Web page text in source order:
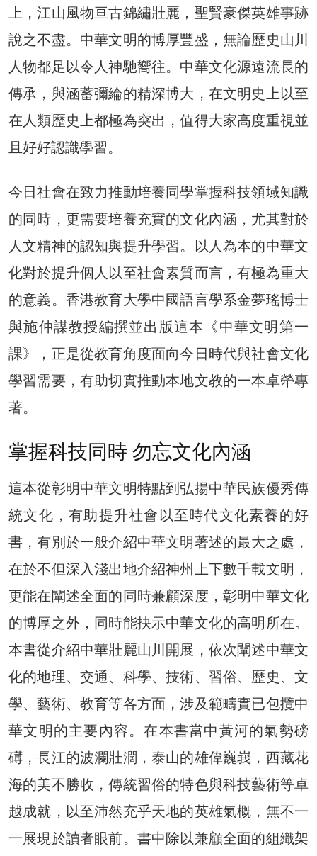
上，江山風物亘古錦繡壯麗，聖賢豪傑英雄事跡
說之不盡。中華文明的博厚豐盛，無論歷史山川
人物都足以令人神馳嚮往。中華文化源遠流長的
傳承，與涵蓄彌綸的精深博大，在文明史上以至
在人類歷史上都極為突出，值得大家高度重視並
且好好認識學習。
今日社會在致力推動培養同學掌握科技領域知識
的同時，更需要培養充實的文化內涵，尤其對於
人文精神的認知與提升學習。以人為本的中華文
化對於提升個人以至社會素質而言，有極為重大
的意義。香港教育大學中國語言學系金夢瑤博士
與施仲謀教授編撰並出版這本《中華文明第一
課》，正是從教育角度面向今日時代與社會文化
學習需要，有助切實推動本地文教的一本卓犖專
著。
掌握科技同時 勿忘文化內涵
這本從彰明中華文明特點到弘揚中華民族優秀傳
統文化，有助提升社會以至時代文化素養的好
書，有別於一般介紹中華文明著述的最大之處，
在於不但深入淺出地介紹神州上下數千載文明，
更能在闡述全面的同時兼顧深度，彰明中華文化
的博厚之外，同時能抉示中華文化的高明所在。
本書從介紹中華壯麗山川開展，依次闡述中華文
化的地理、交通、科學、技術、習俗、歷史、文
學、藝術、教育等各方面，涉及範疇實已包攬中
華文明的主要內容。在本書當中黃河的氣勢磅
礡，長江的波瀾壯濶，泰山的雄偉巍峩，西藏花
海的美不勝收，傳統習俗的特色與科技藝術等卓
越成就，以至沛然充乎天地的英雄氣概，無不一
一展現於讀者眼前。書中除以兼顧全面的組織架